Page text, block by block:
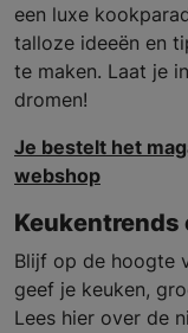
een luxe
talloze ideeën en
te maken. Laat je
dromen!
Je bestelt het
webshop
Keukentrends
Blijf op de hoogte
geef je keuken,
Lees hier over de